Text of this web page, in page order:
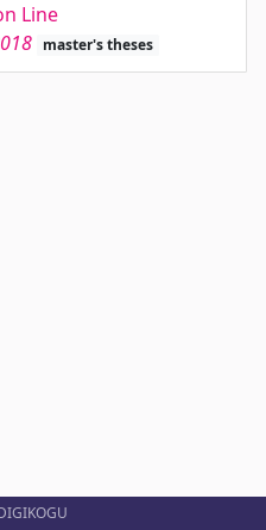
Line
master's theses